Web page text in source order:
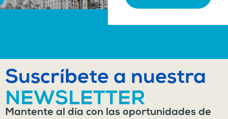
Suscríbete a nuestra
NEWSLETTER
Mantente al día con las oportunidades de